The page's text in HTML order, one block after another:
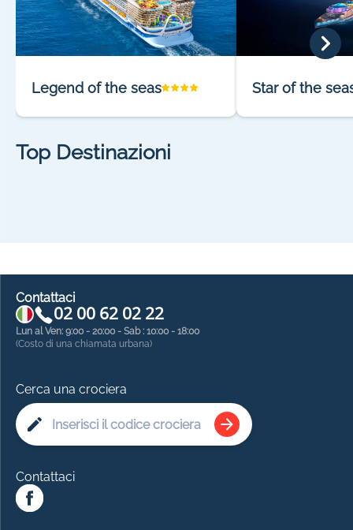
Legend of the seas Star of the
Top Destinazioni
Contattaci
02 00 62 02 22
Lun al Ven: 9:00 - 20:00 - Sab : 10:00 - 18:00
(Costo di una chiamata urbana)
Cerca una crociera
Contattaci